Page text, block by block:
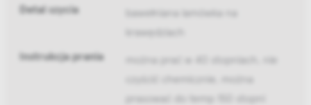
Detal szycia
bawełniana lamówka na
krawędziach
Instrukcja prania
można prać w 40 stopniach, nie
czyścić chemicznie, można
prasować do temp 150 stopni